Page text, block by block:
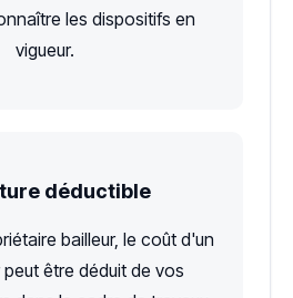
les dispositifs en
vigueur.
déductible
bailleur, le coût d'un
être déduit de vos